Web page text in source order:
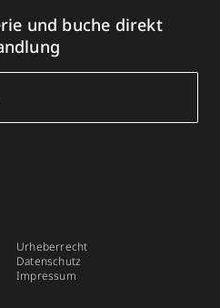
und buche direkt
Urheberrecht
Datenschutz
Impressum